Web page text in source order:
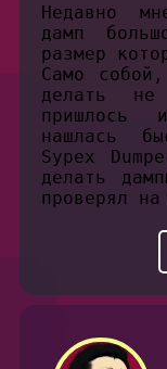
Недавно
дамп
размер
Само собой,
делать
пришлось
нашлась
Sypex
делать
проверял